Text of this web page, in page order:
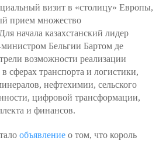
визит в «столицу» Европы,
прием множество
начала казахстанский лидер
министром Бельгии Бартом де
возможности реализации
сферах транспорта и логистики,
нефтехимии, сельского
цифровой трансформации,
и финансов.
объявление о том, что король